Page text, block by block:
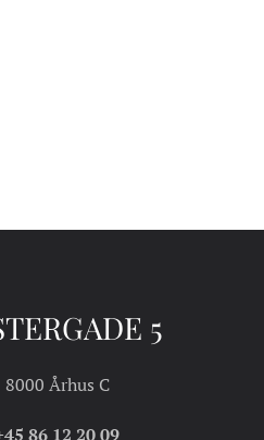
5
8000 Århus C
86 12 20 09